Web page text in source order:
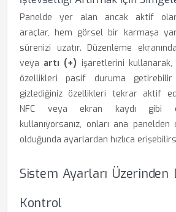
Panelde yer alan ancak aktif
araçlar, hem görsel bir karmaşa
sürenizi uzatır. Düzenleme
veya artı (+) işaretlerini kullanarak,
özellikleri pasif duruma
gizlediğiniz özellikleri tekrar aktif
NFC veya ekran kaydı gibi
kullanıyorsanız, onları ana panelden
olduğunda ayarlardan hızlıca
Sistem Ayarları Üzerinden
Kontrol